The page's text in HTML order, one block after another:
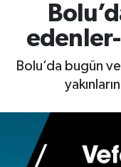
edenler-
Bolu’da bugün